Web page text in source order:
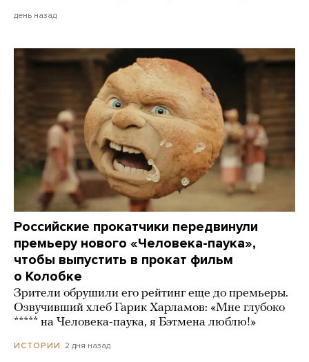
день назад
Российские прокатчики передвинули
премьеру нового «Человека-паука»,
чтобы выпустить в прокат фильм
о Колобке
Зрители обрушили его рейтинг еще до премьеры.
Озвучивший хлеб Гарик Харламов: «Мне глубоко
***** на Человека-паука, я Бэтмена люблю!»
ИСТОРИИ 2 дня назад